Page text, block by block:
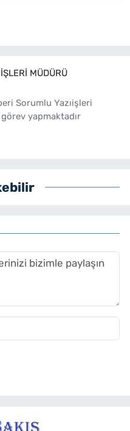
MÜDÜRÜ
Sorumlu Yazıişleri
yapmaktadır